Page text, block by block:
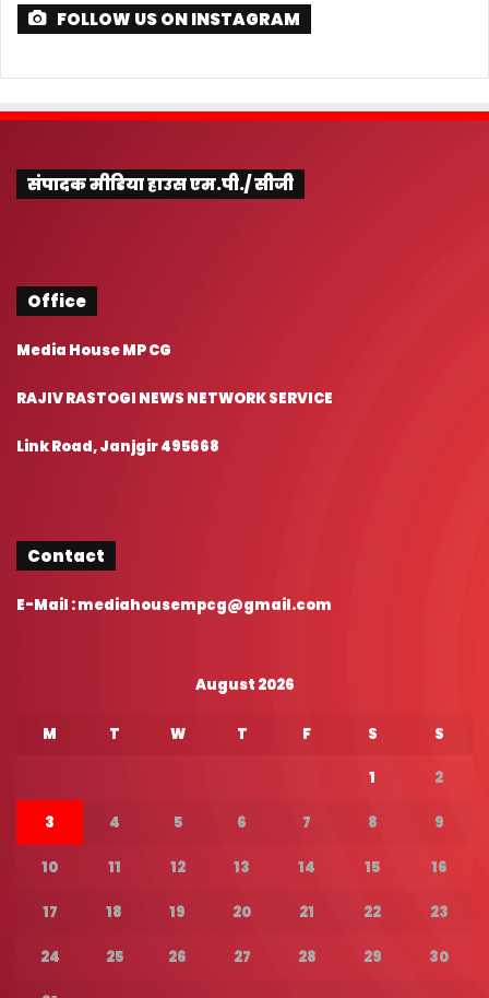
FOLLOW US ON INSTAGRAM
संपादक मीडिया हाउस एम.पी./ सीजी
Office
Media House MP CG
RAJIV RASTOGI NEWS NETWORK SERVICE
Link Road, Janjgir 495668
Contact
E-Mail : mediahousempcg@gmail.com
August 2026
M T W T F S S
1 2
3 4 5 6 7 8 9
10 11 12 13 14 15 16
17 18 19 20 21 22 23
24 25 26 27 28 29 30